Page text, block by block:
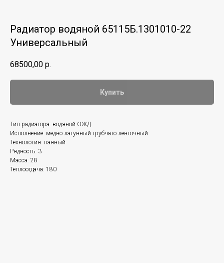
Радиатор водяной 65115Б.1301010-22
Универсальный
68500,00 р.
Купить
Тип радиатора: водяной ОЖД
Исполнение: медно-латунный трубчато-ленточный
Технология: паяный
Рядность: 3
Масса: 28
Теплоотдача: 180